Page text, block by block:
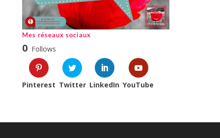
Mes réseaux sociaux
0 Follows
Pinterest Twitter LinkedIn YouTube